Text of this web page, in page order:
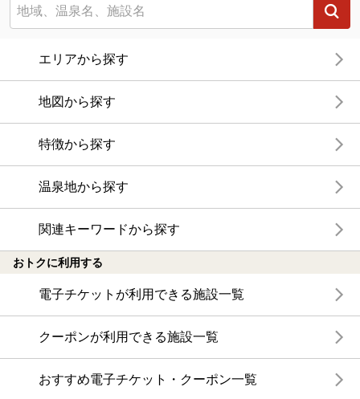
エリアから探す
地図から探す
特徴から探す
温泉地から探す
関連キーワードから探す
おトクに利用する
電子チケットが利用できる施設一覧
クーポンが利用できる施設一覧
おすすめ電子チケット・クーポン一覧